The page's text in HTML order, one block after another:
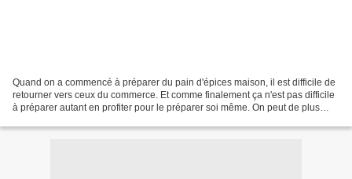
Quand on a commencé à préparer du pain d'épices maison, il est difficile de
retourner vers ceux du commerce. Et comme finalement ça n'est pas difficile
à préparer autant en profiter pour le préparer soi même. On peut de plus